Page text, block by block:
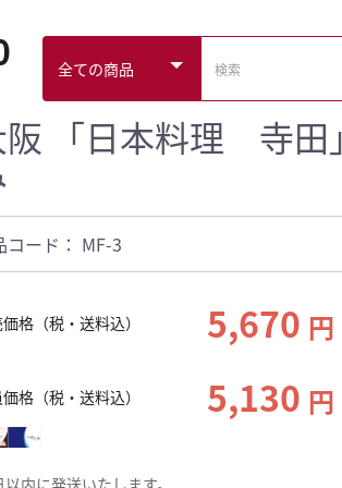
阪 「日本料理 寺田
コード： MF-3
格（税・送料込） 5,670 円
格（税・送料込） 5,130 円
以内に発送いたします。